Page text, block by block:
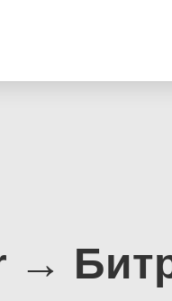
→